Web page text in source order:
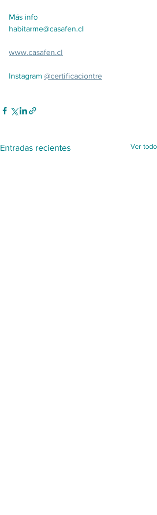
Más info
habitarme@casafen.cl
www.casafen.cl
Instagram @certificaciontre
Entradas recientes Ver todo